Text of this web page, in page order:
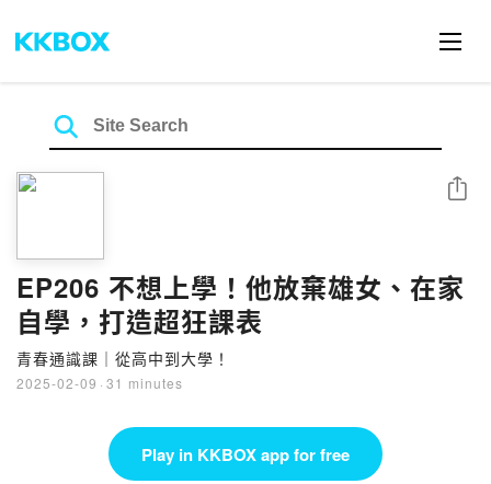
EP206 不想上學！他放棄雄女、在家
自學，打造超狂課表
青春通識課｜從高中到大學！
2025-02-09 · 31 minutes
Share
Play in KKBOX app for free